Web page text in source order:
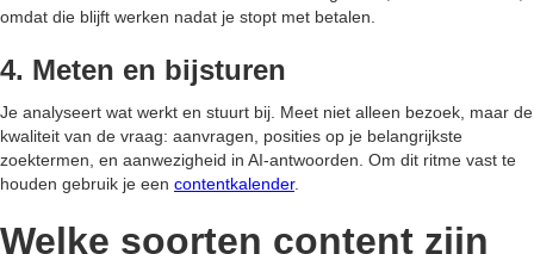
omdat die blijft werken nadat je stopt met betalen.
4. Meten en bijsturen
Je analyseert wat werkt en stuurt bij. Meet niet alleen bezoek, maar de
kwaliteit van de vraag: aanvragen, posities op je belangrijkste
zoektermen, en aanwezigheid in AI-antwoorden. Om dit ritme vast te
houden gebruik je een contentkalender.
Welke soorten content zijn